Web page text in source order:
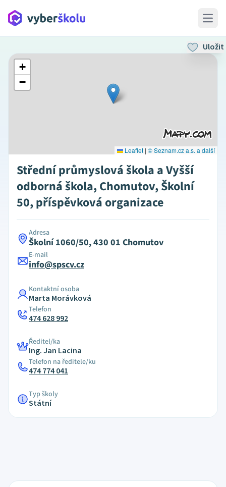
Open
Uložit
+
−
Leaflet | © Seznam.cz a.s. a další
Střední průmyslová škola a Vyšší
odborná škola, Chomutov, Školní
50, příspěvková organizace
Adresa
Školní 1060/50, 430 01 Chomutov
E-mail
info@spscv.cz
Kontaktní osoba
Marta Morávková
Telefon
474 628 992
Ředitel/ka
Ing. Jan Lacina
Telefon na ředitele/ku
474 774 041
Typ školy
Státní